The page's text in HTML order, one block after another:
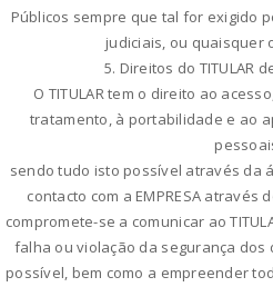
Públicos sempre que tal for exigido
judiciais, ou quaisquer
5. Direitos do TITULAR
O TITULAR tem o direito ao
tratamento, à portabilidade e ao
sendo tudo isto possível através da
contacto com a EMPRESA através
compromete-se a comunicar ao
falha ou violação da segurança dos
possível, bem como a empreender